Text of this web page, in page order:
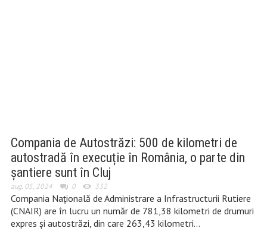
Compania de Autostrăzi: 500 de kilometri de
autostradă în execuție în România, o parte din
șantiere sunt în Cluj
aug. 05, 2024 0 332
Compania Naţională de Administrare a Infrastructurii Rutiere
(CNAIR) are în lucru un număr de 781,38 kilometri de drumuri
expres și autostrăzi, din care 263,43 kilometri…